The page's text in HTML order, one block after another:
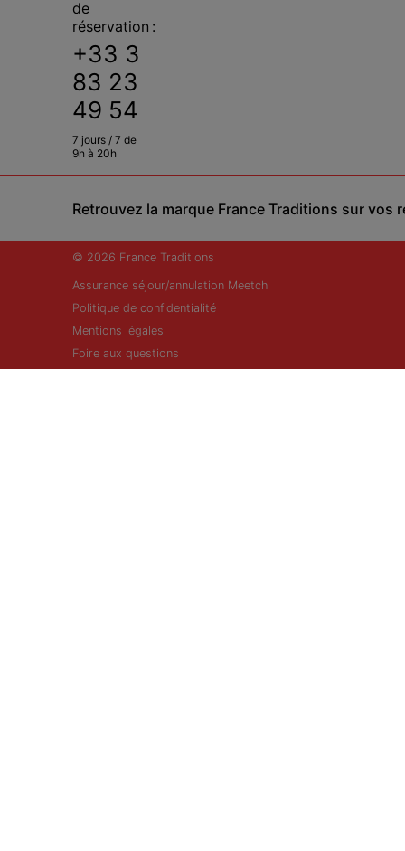
de
réservation :
+33 3
83 23
49 54
7 jours / 7 de
9h à 20h
Retrouvez la marque France Traditions sur vos
© 2026 France Traditions
Assurance séjour/annulation Meetch
Politique de confidentialité
Mentions légales
Foire aux questions